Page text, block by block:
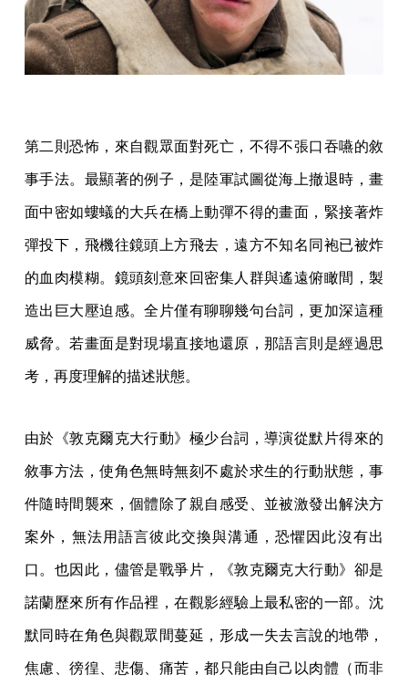
第二則恐怖，來自觀眾面對死亡，不得不張口吞嚥的敘
事手法。最顯著的例子，是陸軍試圖從海上撤退時，畫
面中密如螻蟻的大兵在橋上動彈不得的畫面，緊接著炸
彈投下，飛機往鏡頭上方飛去，遠方不知名同袍已被炸
的血肉模糊。鏡頭刻意來回密集人群與遙遠俯瞰間，製
造出巨大壓迫感。全片僅有聊聊幾句台詞，更加深這種
威脅。若畫面是對現場直接地還原，那語言則是經過思
考，再度理解的描述狀態。
由於《敦克爾克大行動》極少台詞，導演從默片得來的
敘事方法，使角色無時無刻不處於求生的行動狀態，事
件隨時間襲來，個體除了親自感受、並被激發出解決方
案外，無法用語言彼此交換與溝通，恐懼因此沒有出
口。也因此，儘管是戰爭片，《敦克爾克大行動》卻是
諾蘭歷來所有作品裡，在觀影經驗上最私密的一部。沈
默同時在角色與觀眾間蔓延，形成一失去言說的地帶，
焦慮、徬徨、悲傷、痛苦，都只能由自己以肉體（而非